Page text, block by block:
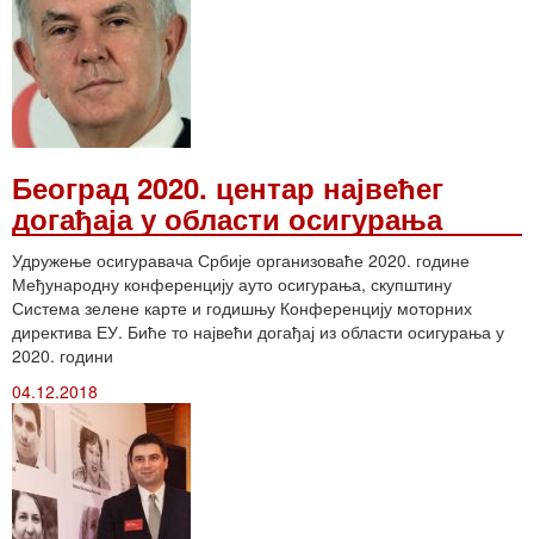
Београд 2020. центар највећег
догађаја у области осигурања
Удружење осигуравача Србије организоваће 2020. године
Међународну конференцију ауто осигурања, скупштину
Система зелене карте и годишњу Конференцију моторних
директива ЕУ. Биће то највећи догађај из области осигурања у
2020. години
04.12.2018